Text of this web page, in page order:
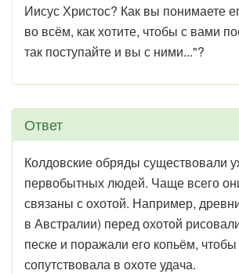
Иисус Христос? Как вы понимаете
во всём, как хотите, чтобы с вами
так поступайте и вы с ними..."?
Ответ
Колдовские обряды существовали
первобытных людей. Чаще всего
связаны с охотой. Например,
в Австралии) перед охотой
песке и поражали его копьём,
сопутствовала в охоте удача.